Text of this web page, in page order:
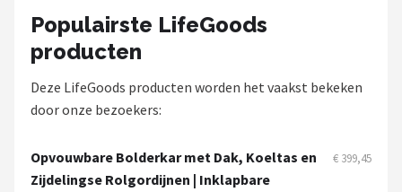
Populairste LifeGoods
producten
Deze LifeGoods producten worden het vaakst bekeken
door onze bezoekers:
Opvouwbare Bolderkar met Dak, Koeltas en
Zijdelingse Rolgordijnen | Inklapbare
€ 399,45